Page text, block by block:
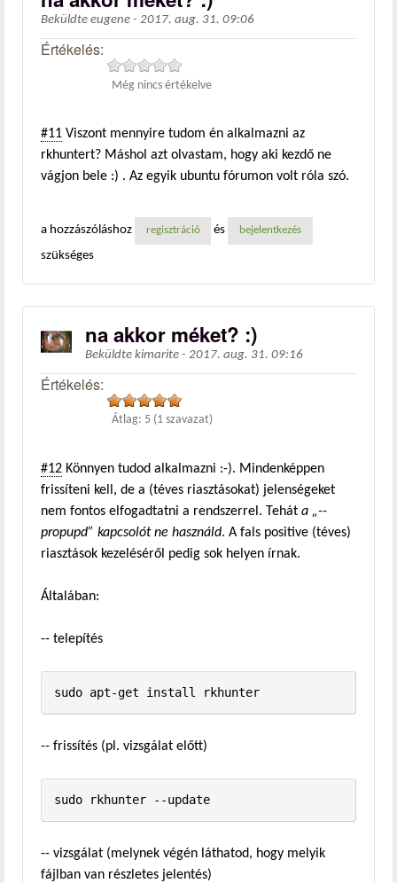
Beküldte eugene - 2017. aug. 31. 09:06
Értékelés:
Még nincs értékelve
#11 Viszont mennyire tudom én alkalmazni az
rkhuntert? Máshol azt olvastam, hogy aki kezdő ne
vágjon bele :) . Az egyik ubuntu fórumon volt róla szó.
a hozzászóláshoz regisztráció és bejelentkezés
szükséges
na akkor méket? :)
Beküldte kimarite - 2017. aug. 31. 09:16
Értékelés:
Átlag: 5 (1 szavazat)
#12 Könnyen tudod alkalmazni :-). Mindenképpen
frissíteni kell, de a (téves riasztásokat) jelenségeket
nem fontos elfogadtatni a rendszerrel. Tehát a „--
propupd” kapcsolót ne használd. A fals positive (téves)
riasztások kezeléséről pedig sok helyen írnak.
Általában:
-- telepítés
sudo apt-get install rkhunter
-- frissítés (pl. vizsgálat előtt)
sudo rkhunter --update
-- vizsgálat (melynek végén láthatod, hogy melyik
fájlban van részletes jelentés)